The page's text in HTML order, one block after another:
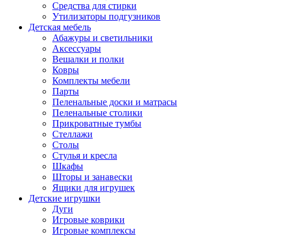
Средства для стирки
Утилизаторы подгузников
Детская мебель
Абажуры и светильники
Аксессуары
Вешалки и полки
Ковры
Комплекты мебели
Парты
Пеленальные доски и матрасы
Пеленальные столики
Прикроватные тумбы
Стеллажи
Столы
Стулья и кресла
Шкафы
Шторы и занавески
Ящики для игрушек
Детские игрушки
Дуги
Игровые коврики
Игровые комплексы